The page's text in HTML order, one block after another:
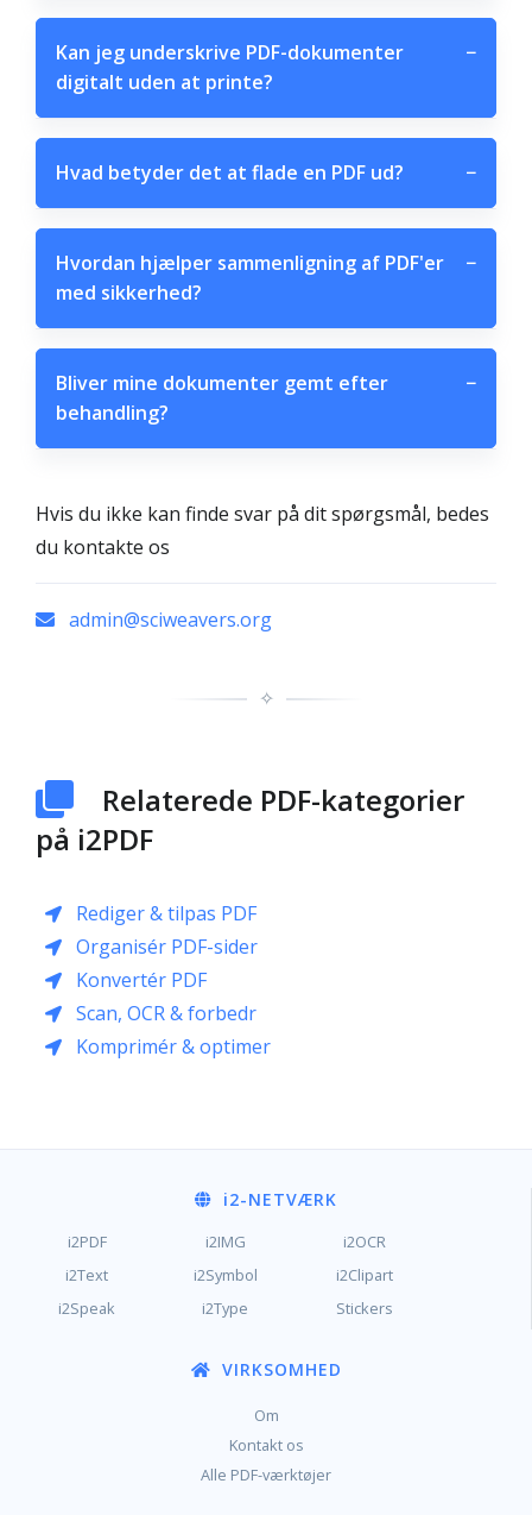
Kan jeg underskrive PDF-dokumenter
digitalt uden at printe?
−
Hvad betyder det at flade en PDF ud? −
Hvordan hjælper sammenligning af PDF'er
med sikkerhed?
−
Bliver mine dokumenter gemt efter
behandling?
−
Hvis du ikke kan finde svar på dit spørgsmål, bedes
du kontakte os
admin@sciweavers.org
✧
Relaterede PDF-kategorier
på i2PDF
Rediger & tilpas PDF
Organisér PDF-sider
Konvertér PDF
Scan, OCR & forbedr
Komprimér & optimer
i2-NETVÆRK
i2PDF i2IMG
i2OCR
i2Text
i2Symbol
i2Clipart
i2Speak
i2Type Stickers
VIRKSOMHED
Om
Kontakt os
Alle PDF-værktøjer